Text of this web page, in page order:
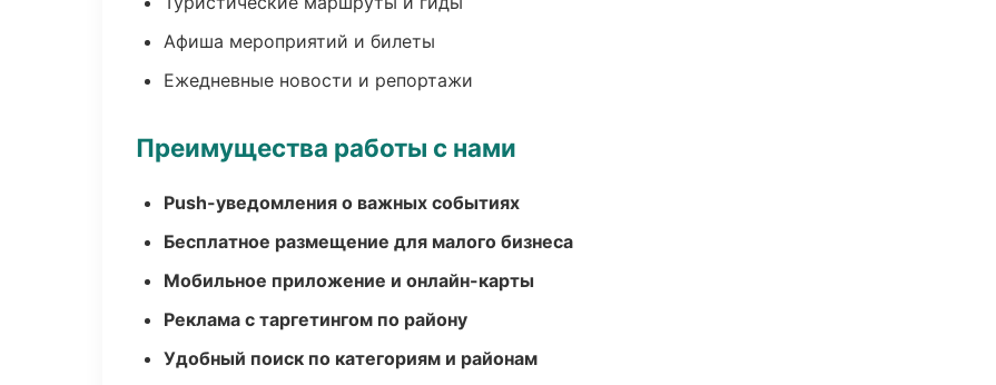
Афиша мероприятий и билеты
Ежедневные новости и репортажи
Преимущества работы с нами
Push-уведомления о важных событиях
Бесплатное размещение для малого бизнеса
Мобильное приложение и онлайн-карты
Реклама с таргетингом по району
Удобный поиск по категориям и районам